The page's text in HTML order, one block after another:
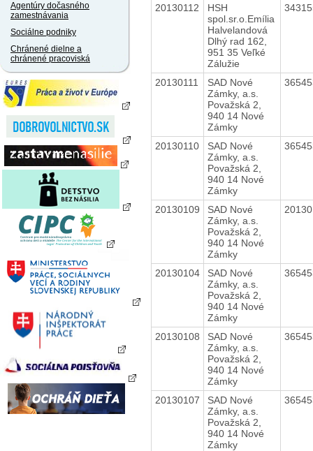
Agentúry dočasného
zamestnávania
Sociálne podniky
Chránené dielne a
chránené pracoviská
20130112
HSH
spol.sr.o.Emília
Halvelandová
Dlhý rad 162,
951 35 Veľké
Zálužie
20130111
SAD Nové
Zámky, a.s.
Považská 2,
940 14 Nové
Zámky
20130110
SAD Nové
Zámky, a.s.
Považská 2,
940 14 Nové
Zámky
20130109
SAD Nové
Zámky, a.s.
Považská 2,
940 14 Nové
Zámky
20130104
SAD Nové
Zámky, a.s.
Považská 2,
940 14 Nové
Zámky
20130108
SAD Nové
Zámky, a.s.
Považská 2,
940 14 Nové
Zámky
20130107
SAD Nové
Zámky, a.s.
Považská 2,
940 14 Nové
Zámky